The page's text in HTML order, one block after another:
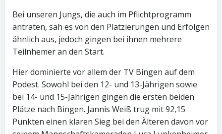
Bei unseren Jungs, die auch im Pflichtprogramm
antraten, sah es von den Platzierungen und Erfolgen
ähnlich aus, jedoch gingen bei ihnen mehrere
Teilnhemer an den Start.
Hier dominierte vor allem der TV Bingen auf dem
Podest. Sowohl bei den 12- und 13-Jährigen sowie
bei 14- und 15-Jährigen gingen die ersten beiden
Plätze nach Bingen. Jannis Weiß trug mit 92,15
Punkten einen klaren Sieg bei den Älteren davon vor